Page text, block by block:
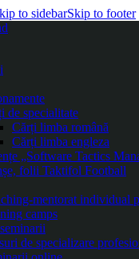
to sidebarSkip to footer
de specialitate
Cărți limba română
Cărți limba engleza
„Software Tactics
folii Taktifol Football
mentorat individual
camps
de specializare